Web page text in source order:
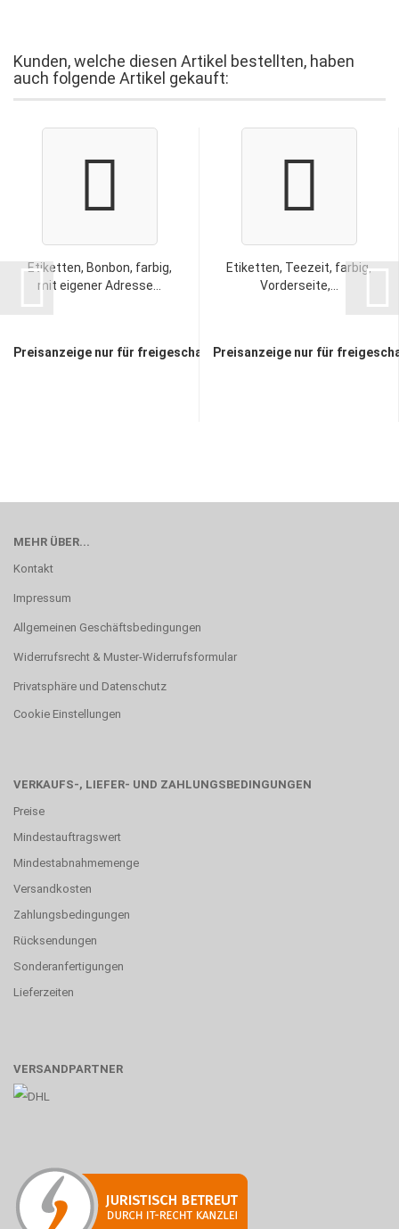
Kunden, welche diesen Artikel bestellten, haben
auch folgende Artikel gekauft:
Etiketten, Bonbon, farbig,
mit eigener Adresse...
Preisanzeige nur für freigeschaltete Kunden
Etiketten, Teezeit, farbig,
Vorderseite,...
Preisanzeige nur für
MEHR ÜBER...
Kontakt
Impressum
Allgemeinen Geschäftsbedingungen
Widerrufsrecht & Muster-Widerrufsformular
Privatsphäre und Datenschutz
Cookie Einstellungen
VERKAUFS-, LIEFER- UND ZAHLUNGSBEDINGUNGEN
Preise
Mindestauftragswert
Mindestabnahmemenge
Versandkosten
Zahlungsbedingungen
Rücksendungen
Sonderanfertigungen
Lieferzeiten
VERSANDPARTNER